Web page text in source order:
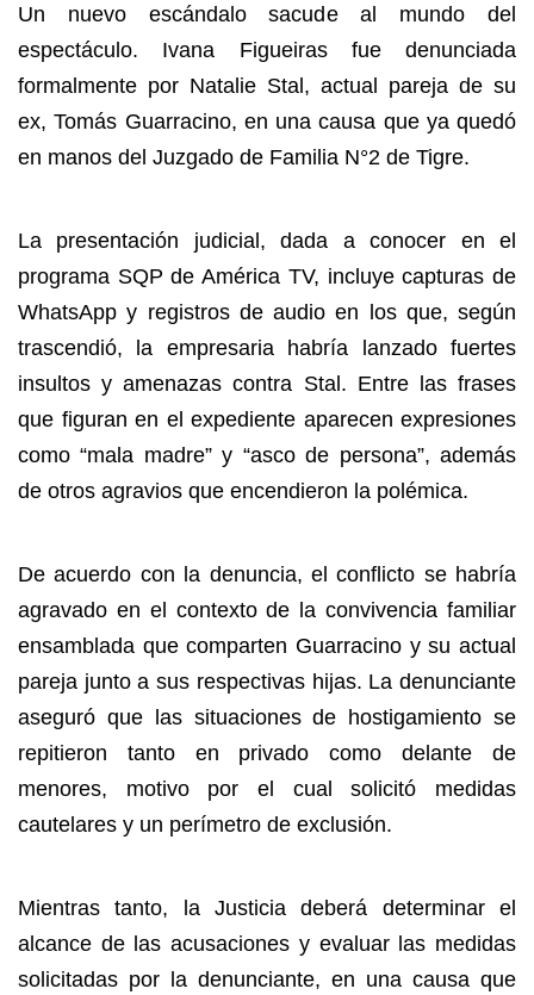
Un nuevo escándalo sacude al mundo del
espectáculo. Ivana Figueiras fue denunciada
formalmente por Natalie Stal, actual pareja de su
ex, Tomás Guarracino, en una causa que ya quedó
en manos del Juzgado de Familia N°2 de Tigre.
La presentación judicial, dada a conocer en el
programa SQP de América TV, incluye capturas de
WhatsApp y registros de audio en los que, según
trascendió, la empresaria habría lanzado fuertes
insultos y amenazas contra Stal. Entre las frases
que figuran en el expediente aparecen expresiones
como “mala madre” y “asco de persona”, además
de otros agravios que encendieron la polémica.
De acuerdo con la denuncia, el conflicto se habría
agravado en el contexto de la convivencia familiar
ensamblada que comparten Guarracino y su actual
pareja junto a sus respectivas hijas. La denunciante
aseguró que las situaciones de hostigamiento se
repitieron tanto en privado como delante de
menores, motivo por el cual solicitó medidas
cautelares y un perímetro de exclusión.
Mientras tanto, la Justicia deberá determinar el
alcance de las acusaciones y evaluar las medidas
solicitadas por la denunciante, en una causa que